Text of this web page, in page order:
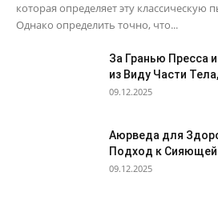
которая определяет эту классическую
Однако определить точно, что...
За Гранью Пресса
из Виду Части
09.12.2025
Аюрведа для
Подход к
09.12.2025